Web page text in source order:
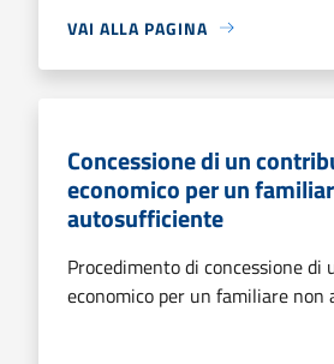
VAI ALLA PAGINA
Concessione di un
economico per un
autosufficiente
Procedimento di concessione
economico per un familiare